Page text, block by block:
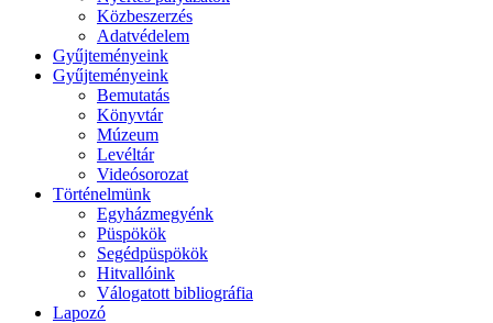
Közbeszerzés
Adatvédelem
Gyűjteményeink
Gyűjteményeink
Bemutatás
Könyvtár
Múzeum
Levéltár
Videósorozat
Történelmünk
Egyházmegyénk
Püspökök
Segédpüspökök
Hitvallóink
Válogatott bibliográfia
Lapozó